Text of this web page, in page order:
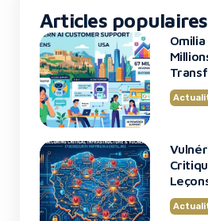
Articles populaires